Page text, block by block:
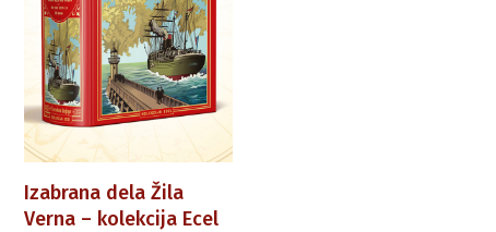
Izabrana dela Žila
Verna – kolekcija Ecel